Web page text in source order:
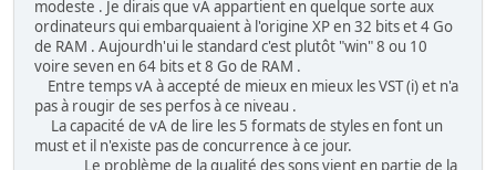
modeste . Je dirais que vA appartient en quelque sorte aux
ordinateurs qui embarquaient à l'origine XP en 32 bits et 4 Go
de RAM . Aujourdh'ui le standard c'est plutôt "win" 8 ou 10
voire seven en 64 bits et 8 Go de RAM .
Entre temps vA à accepté de mieux en mieux les VST (i) et n'a
pas à rougir de ses perfos à ce niveau .
La capacité de vA de lire les 5 formats de styles en font un
must et il n'existe pas de concurrence à ce jour.